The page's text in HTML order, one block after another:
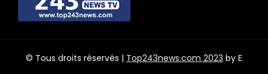
© Tous droits réservés | Top243news.com 2023 by E